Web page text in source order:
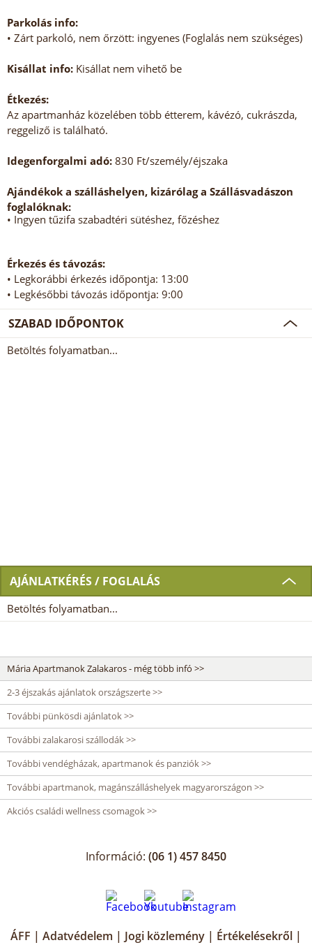
Parkolás info:
• Zárt parkoló, nem őrzött: ingyenes (Foglalás nem szükséges)
Kisállat info: Kisállat nem vihető be
Étkezés:
Az apartmanház közelében több étterem, kávézó, cukrászda,
reggeliző is található.
Idegenforgalmi adó: 830 Ft/személy/éjszaka
Ajándékok a szálláshelyen, kizárólag a Szállásvadászon
foglalóknak:
• Ingyen tűzifa szabadtéri sütéshez, főzéshez
Érkezés és távozás:
• Legkorábbi érkezés időpontja: 13:00
• Legkésőbbi távozás időpontja: 9:00
SZABAD IDŐPONTOK
Betöltés folyamatban...
AJÁNLATKÉRÉS / FOGLALÁS
Betöltés folyamatban...
Mária Apartmanok Zalakaros - még több infó >>
2-3 éjszakás ajánlatok országszerte >>
További pünkösdi ajánlatok >>
További zalakarosi szállodák >>
További vendégházak, apartmanok és panziók >>
További apartmanok, magánszálláshelyek magyarországon >>
Akciós családi wellness csomagok >>
Információ: (06 1) 457 8450
ÁFF | Adatvédelem | Jogi közlemény | Értékelésekről |